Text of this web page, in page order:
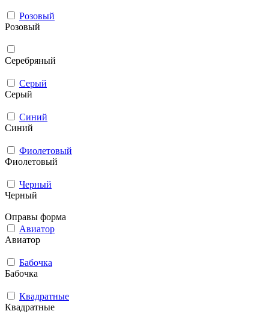
Розовый
Розовый
Серебряный
Серый
Серый
Синий
Синий
Фиолетовый
Фиолетовый
Черный
Черный
Оправы форма
Авиатор
Авиатор
Бабочка
Бабочка
Квадратные
Квадратные